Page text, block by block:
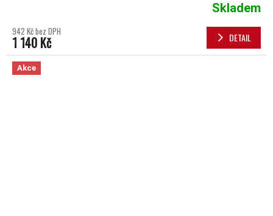
Skladem
942 Kč bez DPH
1 140 Kč DETAIL
Akce